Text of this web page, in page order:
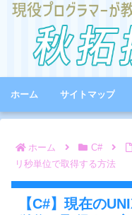
ホーム サイトマップ
ホーム C#
リ秒単位で取得する方法
【C#】現在の